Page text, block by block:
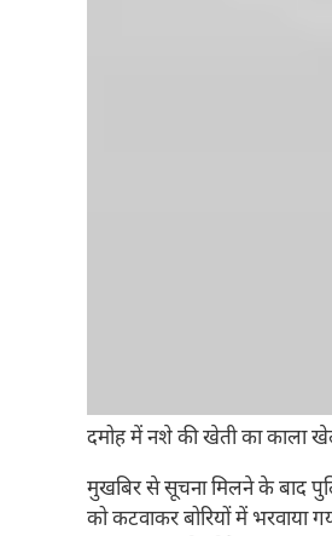
दमोह में नशे की खेती का काला
मुखबिर से सूचना मिलने के बाद
को कटवाकर बोरियों में